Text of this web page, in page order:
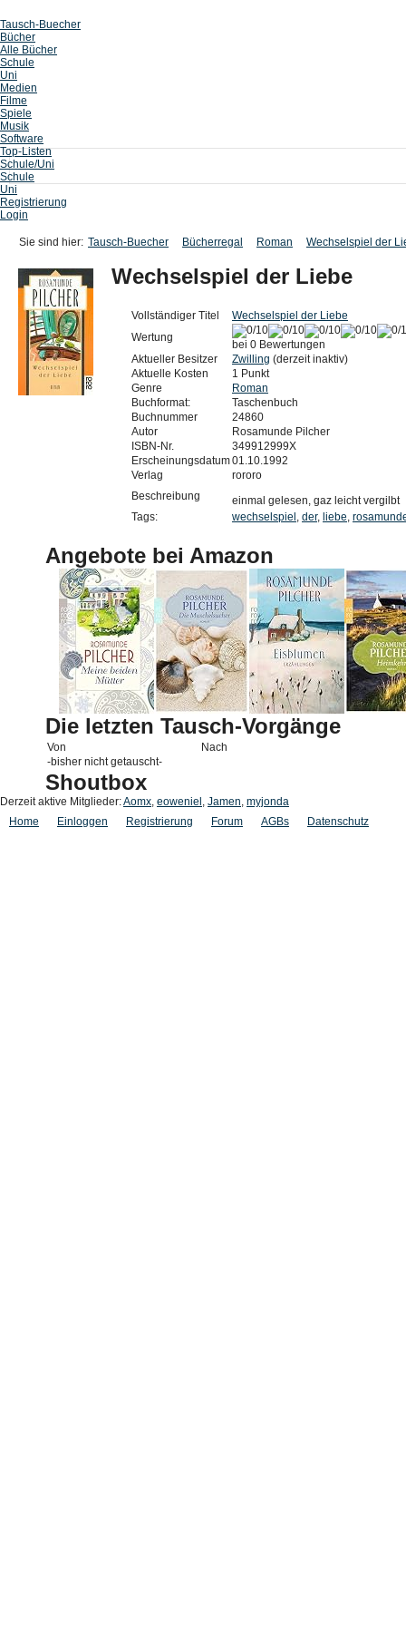
Tausch-Buecher
Bücher
Alle Bücher
Schule
Uni
Medien
Filme
Spiele
Musik
Software
Top-Listen
Schule/Uni
Schule
Uni
Registrierung
Login
Sie sind hier: Tausch-Buecher Bücherregal Roman Wechselspiel der
Wechselspiel der Liebe
Vollständiger Titel
Wechselspiel der Liebe
Wertung
bei 0 Bewertungen
Aktueller Besitzer
Zwilling (derzeit inaktiv)
Aktuelle Kosten
1 Punkt
Genre
Roman
Buchformat:
Taschenbuch
Buchnummer
24860
Autor
Rosamunde Pilcher
ISBN-Nr.
349912999X
Erscheinungsdatum01.10.1992
Verlag
rororo
Beschreibung
einmal gelesen, gaz leicht vergilbt
Tags:
wechselspiel , der, liebe,
Angebote bei Amazon
Die letzten Tausch-Vorgänge
Von
Nach
-bisher nicht getauscht-
Shoutbox
Derzeit aktive Mitglieder:Aomx, eoweniel , Jamen, myjonda
Home
Einloggen Registrierung Forum AGBs Datenschutz